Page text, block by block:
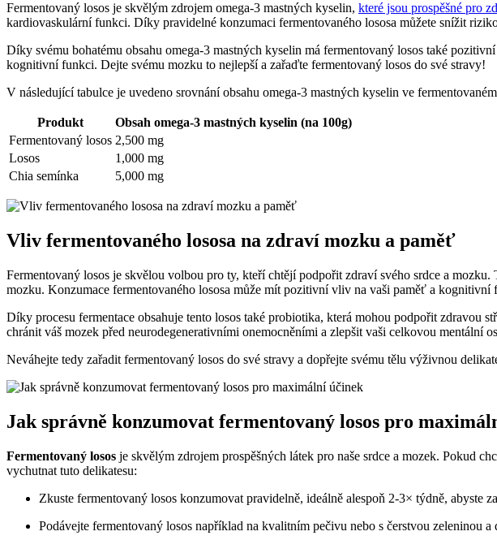
Fermentovaný losos je skvělým zdrojem omega-3 mastných kyselin, které jsou prospěšné pro
kardiovaskulární funkci. Díky pravidelné konzumaci fermentovaného lososa můžete snížit
Díky svému bohatému obsahu omega-3 mastných kyselin má fermentovaný losos také
kognitivní funkci. Dejte svému mozku to nejlepší a zařaďte fermentovaný losos do své stravy!
V následující tabulce je uvedeno srovnání obsahu omega-3 mastných kyselin ve
Produkt
Obsah omega-3 mastných kyselin (na 100g)
Fermentovaný losos 2,500 mg
Losos
1,000 mg
Chia semínka
5,000 mg
Vliv fermentovaného lososa na zdraví mozku a paměť
Fermentovaný losos je skvělou volbou pro ty, kteří chtějí podpořit zdraví svého srdce a
mozku. Konzumace fermentovaného lososa může mít pozitivní vliv na vaši paměť a kognitivní
Díky procesu fermentace obsahuje tento losos také probiotika, která mohou podpořit
chránit váš mozek před neurodegenerativními onemocněními a zlepšit vaši celkovou mentální
Neváhejte tedy zařadit fermentovaný losos do své stravy a dopřejte svému tělu výživnou
Jak správně konzumovat fermentovaný losos pro
Fermentovaný losos je skvělým zdrojem prospěšných látek pro naše srdce a mozek. Pokud
vychutnat tuto delikatesu:
Zkuste fermentovaný losos konzumovat pravidelně, ideálně alespoň 2-3× týdně, abyste
Podávejte fermentovaný losos například na kvalitním pečivu nebo s čerstvou zeleninou